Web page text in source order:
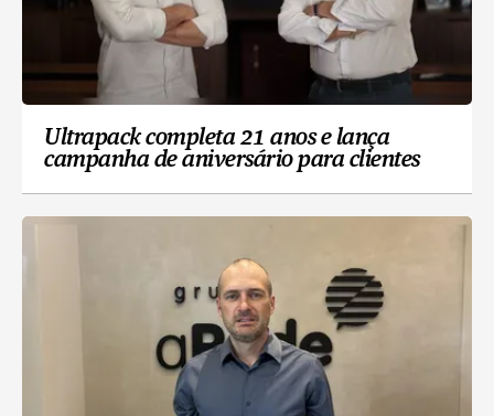
Ultrapack completa 21 anos e lança
campanha de aniversário para clientes